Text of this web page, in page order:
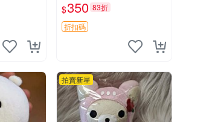
藏推
收藏
貓冰箱貼 磁鐵掛件 冰箱飾
品
$350 83折
折扣碼
拍賣新星